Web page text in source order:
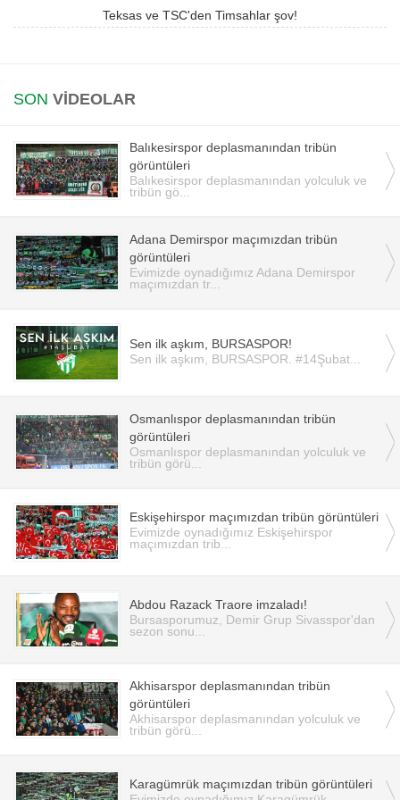
Instagram
Teksas ve TSC'den Timsahlar şov!
SON VİDEOLAR
Balıkesirspor deplasmanından tribün
görüntüleri
Balıkesirspor deplasmanından yolculuk ve
tribün gö...
Adana Demirspor maçımızdan tribün
görüntüleri
Evimizde oynadığımız Adana Demirspor
maçımızdan tr...
Sen ilk aşkım, BURSASPOR!
Sen ilk aşkım, BURSASPOR. #14Şubat...
Osmanlıspor deplasmanından tribün
görüntüleri
Osmanlıspor deplasmanından yolculuk ve
tribün görü...
Eskişehirspor maçımızdan tribün görüntüleri
Evimizde oynadığımız Eskişehirspor
maçımızdan trib...
Abdou Razack Traore imzaladı!
Bursasporumuz, Demir Grup Sivasspor'dan
sezon sonu...
Akhisarspor deplasmanından tribün
görüntüleri
Akhisarspor deplasmanından yolculuk ve
tribün görü...
Karagümrük maçımızdan tribün görüntüleri